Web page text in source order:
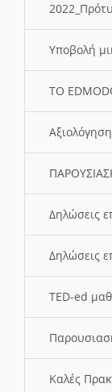
Υποβολή
ΤΟ
Δηλώσεις
Δηλώσεις
TED-ed
Καλές